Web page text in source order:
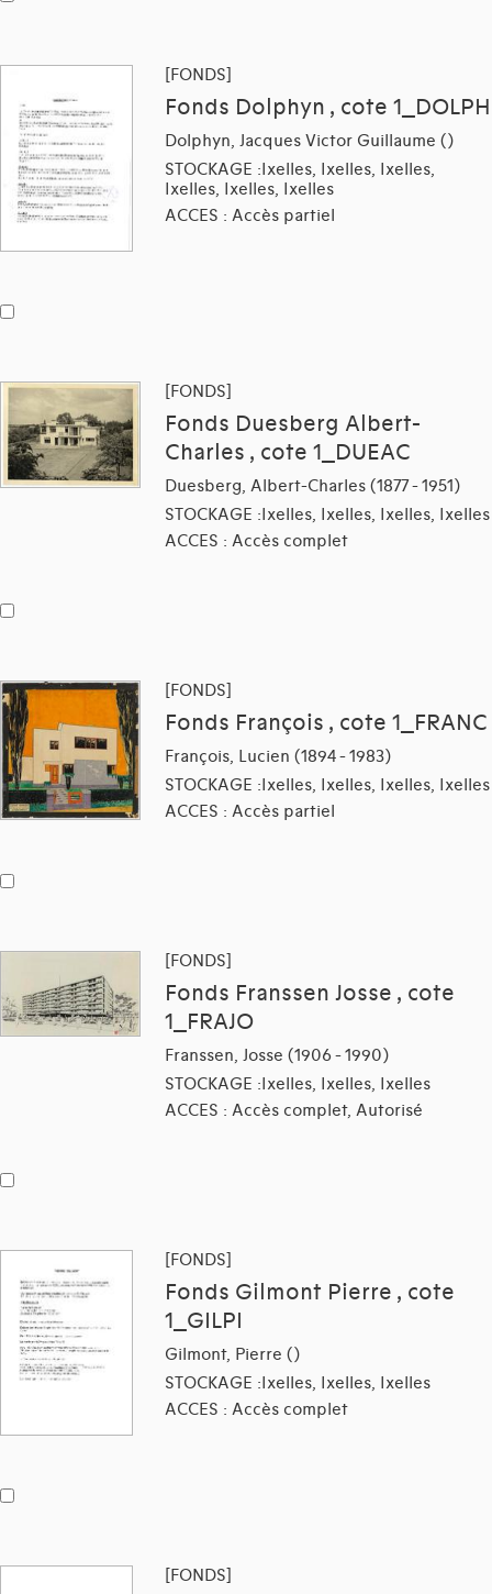
[FONDS]
Fonds Dolphyn , cote 1_DOLPH
Dolphyn, Jacques Victor Guillaume ()
STOCKAGE :Ixelles, Ixelles, Ixelles,
Ixelles, Ixelles, Ixelles
ACCES : Accès partiel
[FONDS]
Fonds Duesberg Albert-
Charles , cote 1_DUEAC
Duesberg, Albert-Charles (1877 - 1951)
STOCKAGE :Ixelles, Ixelles, Ixelles, Ixelles
ACCES : Accès complet
[FONDS]
Fonds François , cote 1_FRANC
François, Lucien (1894 - 1983)
STOCKAGE :Ixelles, Ixelles, Ixelles, Ixelles
ACCES : Accès partiel
[FONDS]
Fonds Franssen Josse , cote
1_FRAJO
Franssen, Josse (1906 - 1990)
STOCKAGE :Ixelles, Ixelles, Ixelles
ACCES : Accès complet, Autorisé
[FONDS]
Fonds Gilmont Pierre , cote
1_GILPI
Gilmont, Pierre ()
STOCKAGE :Ixelles, Ixelles, Ixelles
ACCES : Accès complet
[FONDS]